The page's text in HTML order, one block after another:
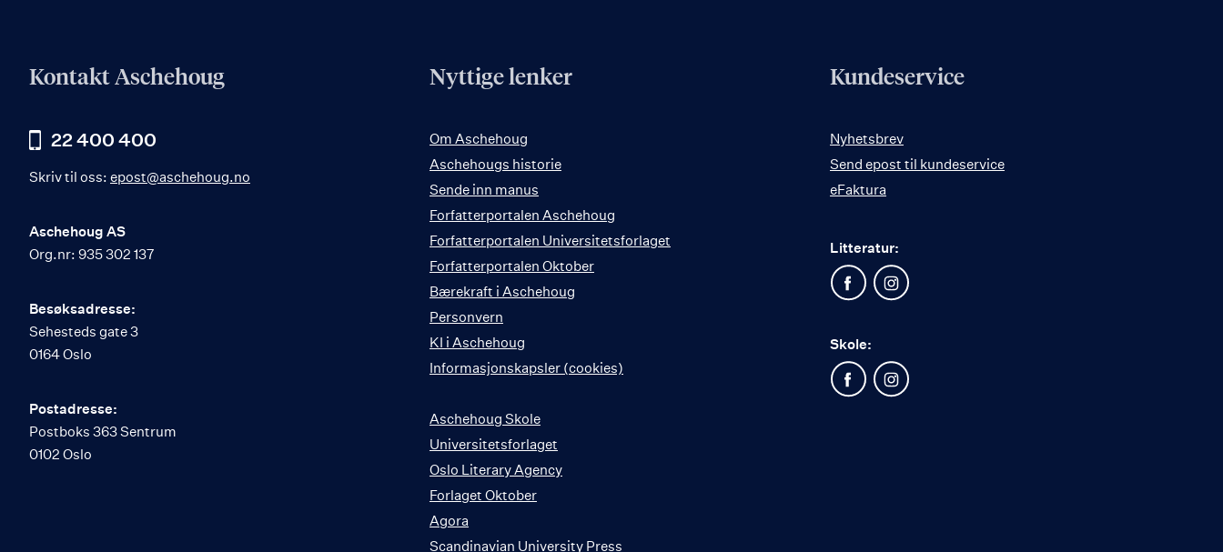
Kontakt Aschehoug
22 400 400
Skriv til oss: epost@aschehoug.no
Aschehoug AS
Org.nr: 935 302 137
Besøksadresse:
Sehesteds gate 3
0164 Oslo
Postadresse:
Postboks 363 Sentrum
0102 Oslo
Nyttige lenker
Om Aschehoug
Aschehougs historie
Sende inn manus
Forfatterportalen Aschehoug
Forfatterportalen Universitetsforlaget
Forfatterportalen Oktober
Bærekraft i Aschehoug
Personvern
KI i Aschehoug
Informasjonskapsler (cookies)
Aschehoug Skole
Universitetsforlaget
Oslo Literary Agency
Forlaget Oktober
Agora
Scandinavian University Press
Kundeservice
Nyhetsbrev
Send epost til kundeservice
eFaktura
Litteratur:
Skole: